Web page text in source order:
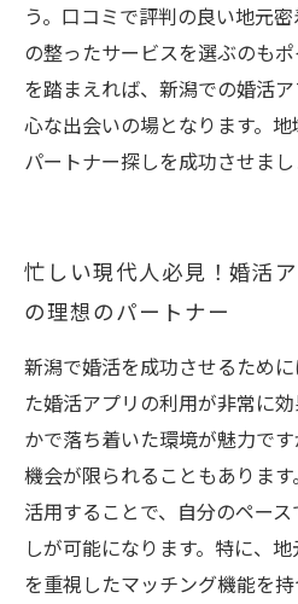
う。口コミで評判の良い地元
の整ったサービスを選ぶのも
を踏まえれば、新潟での婚活
心な出会いの場となります。
パートナー探しを成功させまし
忙しい現代人必見！婚活
の理想のパートナー
新潟で婚活を成功させるため
た婚活アプリの利用が非常に
かで落ち着いた環境が魅力で
機会が限られることもありま
活用することで、自分のペー
しが可能になります。特に、
を重視したマッチング機能を